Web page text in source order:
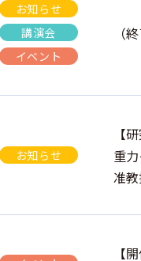
お知らせ
講演会
イベント
（
お知らせ
【
重
准教
【